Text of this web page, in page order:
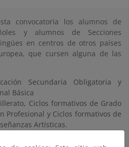
convocatoria los alumnos de
y alumnos de Secciones
en centros de otros países
que cursen alguna de las
Secundaria Obligatoria y
Básica
Ciclos formativos de Grado
Profesional y Ciclos formativos de
Artísticas.